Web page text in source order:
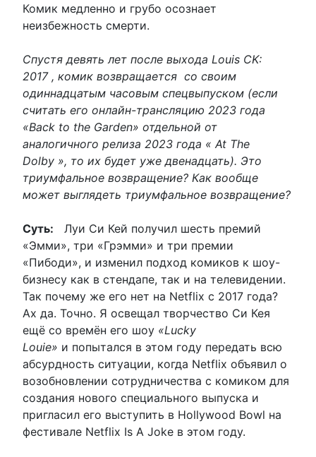
Комик медленно и грубо осознает
неизбежность смерти.
Спустя девять лет после выхода Louis CK:
2017 , комик возвращается со своим
одиннадцатым часовым спецвыпуском (если
считать его онлайн-трансляцию 2023 года
«Back to the Garden» отдельной от
аналогичного релиза 2023 года « At The
Dolby », то их будет уже двенадцать). Это
триумфальное возвращение? Как вообще
может выглядеть триумфальное возвращение?
Суть: Луи Си Кей получил шесть премий
«Эмми», три «Грэмми» и три премии
«Пибоди», и изменил подход комиков к шоу-
бизнесу как в стендапе, так и на телевидении.
Так почему же его нет на Netflix с 2017 года?
Ах да. Точно. Я освещал творчество Си Кея
ещё со времён его шоу «Lucky
Louie» и попытался в этом году передать всю
абсурдность ситуации, когда Netflix объявил о
возобновлении сотрудничества с комиком для
создания нового специального выпуска и
пригласил его выступить в Hollywood Bowl на
фестивале Netflix Is A Joke в этом году.